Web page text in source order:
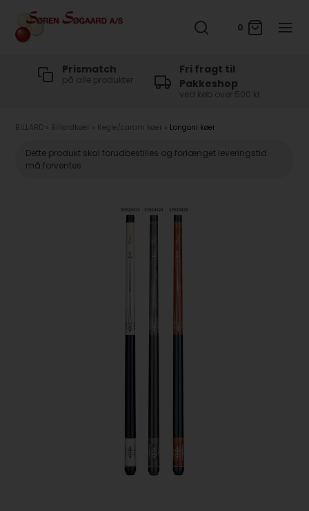
0
Prismatch
på alle produkter
Fri fragt til
Pakkeshop
ved køb over 500 kr
BILLARD Billardkøer Kegle/caram køer Longoni køer
Dette produkt skal forudbestilles og forlænget leveringstid
må forventes.